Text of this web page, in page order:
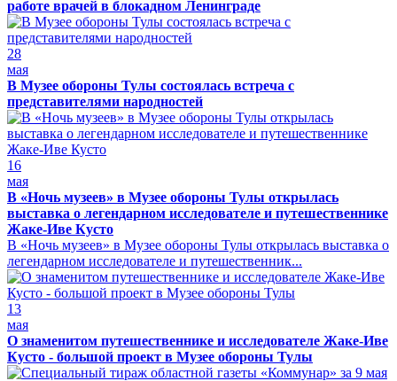
работе врачей в блокадном Ленинграде
28
мая
В Музее обороны Тулы состоялась встреча с
представителями народностей
16
мая
В «Ночь музеев» в Музее обороны Тулы открылась
выставка о легендарном исследователе и путешественнике
Жаке-Иве Кусто
В «Ночь музеев» в Музее обороны Тулы открылась выставка о
легендарном исследователе и путешественник...
13
мая
О знаменитом путешественнике и исследователе Жаке-Иве
Кусто - большой проект в Музее обороны Тулы